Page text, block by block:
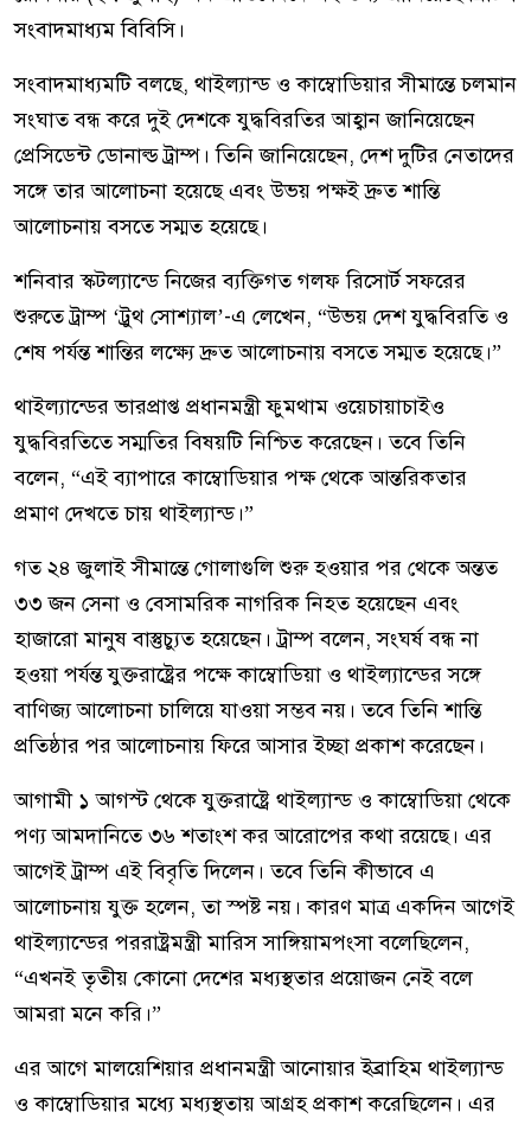
সংবাদমাধ্যম বিবিসি।
সংবাদমাধ্যমটি বলছে, থাইল্যান্ড ও কাম্বোডিয়ার সীমান্তে চলমান
সংঘাত বন্ধ করে দুই দেশকে যুদ্ধবিরতির আহ্বান জানিয়েছেন
প্রেসিডেন্ট ডোনাল্ড ট্রাম্প। তিনি জানিয়েছেন, দেশ দুটির নেতাদের
সঙ্গে তার আলোচনা হয়েছে এবং উভয় পক্ষই দ্রুত শান্তি
আলোচনায় বসতে সম্মত হয়েছে।
শনিবার স্কটল্যান্ডে নিজের ব্যক্তিগত গলফ রিসোর্ট সফরের
শুরুতে ট্রাম্প ‘ট্রুথ সোশ্যাল’-এ লেখেন, “উভয় দেশ যুদ্ধবিরতি ও
শেষ পর্যন্ত শান্তির লক্ষ্যে দ্রুত আলোচনায় বসতে সম্মত হয়েছে।”
থাইল্যান্ডের ভারপ্রাপ্ত প্রধানমন্ত্রী ফুমথাম ওয়েচায়াচাইও
যুদ্ধবিরতিতে সম্মতির বিষয়টি নিশ্চিত করেছেন। তবে তিনি
বলেন, “এই ব্যাপারে কাম্বোডিয়ার পক্ষ থেকে আন্তরিকতার
প্রমাণ দেখতে চায় থাইল্যান্ড।”
গত ২৪ জুলাই সীমান্তে গোলাগুলি শুরু হওয়ার পর থেকে অন্তত
৩৩ জন সেনা ও বেসামরিক নাগরিক নিহত হয়েছেন এবং
হাজারো মানুষ বাস্তুচ্যুত হয়েছেন। ট্রাম্প বলেন, সংঘর্ষ বন্ধ না
হওয়া পর্যন্ত যুক্তরাষ্ট্রের পক্ষে কাম্বোডিয়া ও থাইল্যান্ডের সঙ্গে
বাণিজ্য আলোচনা চালিয়ে যাওয়া সম্ভব নয়। তবে তিনি শান্তি
প্রতিষ্ঠার পর আলোচনায় ফিরে আসার ইচ্ছা প্রকাশ করেছেন।
আগামী ১ আগস্ট থেকে যুক্তরাষ্ট্রে থাইল্যান্ড ও কাম্বোডিয়া থেকে
পণ্য আমদানিতে ৩৬ শতাংশ কর আরোপের কথা রয়েছে। এর
আগেই ট্রাম্প এই বিবৃতি দিলেন। তবে তিনি কীভাবে এ
আলোচনায় যুক্ত হলেন, তা স্পষ্ট নয়। কারণ মাত্র একদিন আগেই
থাইল্যান্ডের পররাষ্ট্রমন্ত্রী মারিস সাঙ্গিয়ামপংসা বলেছিলেন,
“এখনই তৃতীয় কোনো দেশের মধ্যস্থতার প্রয়োজন নেই বলে
আমরা মনে করি।”
এর আগে মালয়েশিয়ার প্রধানমন্ত্রী আনোয়ার ইব্রাহিম থাইল্যান্ড
ও কাম্বোডিয়ার মধ্যে মধ্যস্থতায় আগ্রহ প্রকাশ করেছিলেন। এর